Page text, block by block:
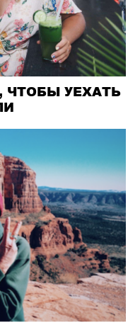
ЧТОБЫ УЕХАТЬ